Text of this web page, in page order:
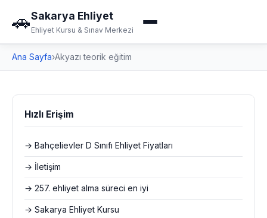
🚗Sakarya Ehliyet
Ehliyet Kursu & Sınav Merkezi
Ana Sayfa›Akyazı teorik eğitim
Hızlı Erişim
→ Bahçelievler D Sınıfı Ehliyet Fiyatları
→ İletişim
→ 257. ehliyet alma süreci en iyi
→ Sakarya Ehliyet Kursu